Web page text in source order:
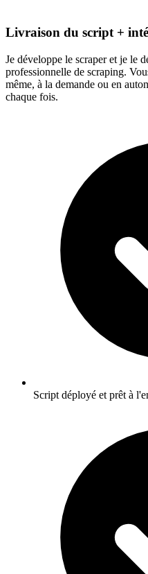
Livraison du script +
Je développe le scraper et je le
professionnelle de scraping.
même, à la demande ou en
chaque fois.
Script déployé et prêt à